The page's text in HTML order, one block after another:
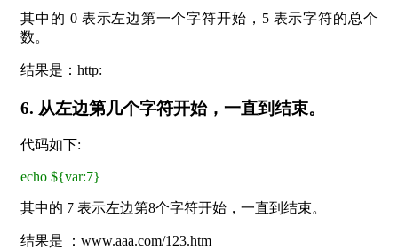
其中的 0 表示左边第一个字符开始，5 表示字符的总个
数。
结果是：http:
6. 从左边第几个字符开始，一直到结束。
代码如下:
echo ${var:7}
其中的 7 表示左边第8个字符开始，一直到结束。
结果是 ：www.aaa.com/123.htm